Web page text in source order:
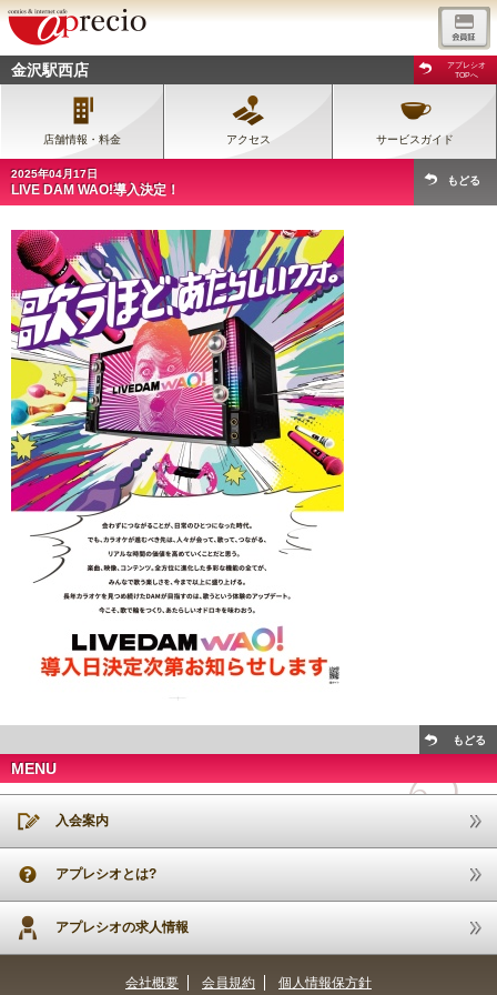
金沢駅西店
アプレシオ
TOPへ
店舗情報・料金 アクセス サービスガイド
2025年04月17日
LIVE DAM WAO!導入決定！
もどる
もどる
MENU
入会案内
アプレシオとは?
アプレシオの求人情報
会社概要 会員規約 個人情報保方針